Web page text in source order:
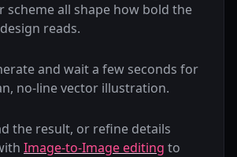
scheme all shape how bold the
reads.
and wait a few seconds for
no-line vector illustration.
the result, or refine details
Image-to-Image editing to